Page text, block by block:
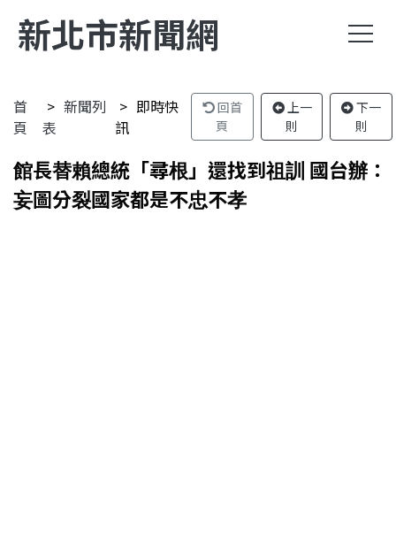
新北市新聞網
首
頁
新聞列
表
即時快
訊
回首
頁
上一
則
下一
則
館長替賴總統「尋根」還找到祖訓 國台辦：
妄圖分裂國家都是不忠不孝